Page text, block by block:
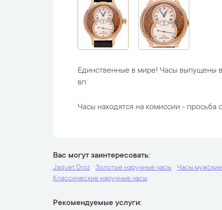
Единственные в мире! Часы выпущены
вп
Часы находятся на комиссии - просьба
Вас могут заинтересовать
Jaquet Droz Золотые наручные часы Часы мужские
Классические наручные часы
Рекомендуемые услуги